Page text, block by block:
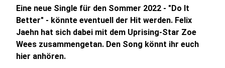
Eine neue Single für den Sommer 2022 - "Do It
Better" - könnte eventuell der Hit werden. Felix
Jaehn hat sich dabei mit dem Uprising-Star Zoe
Wees zusammengetan. Den Song könnt ihr euch
hier anhören.